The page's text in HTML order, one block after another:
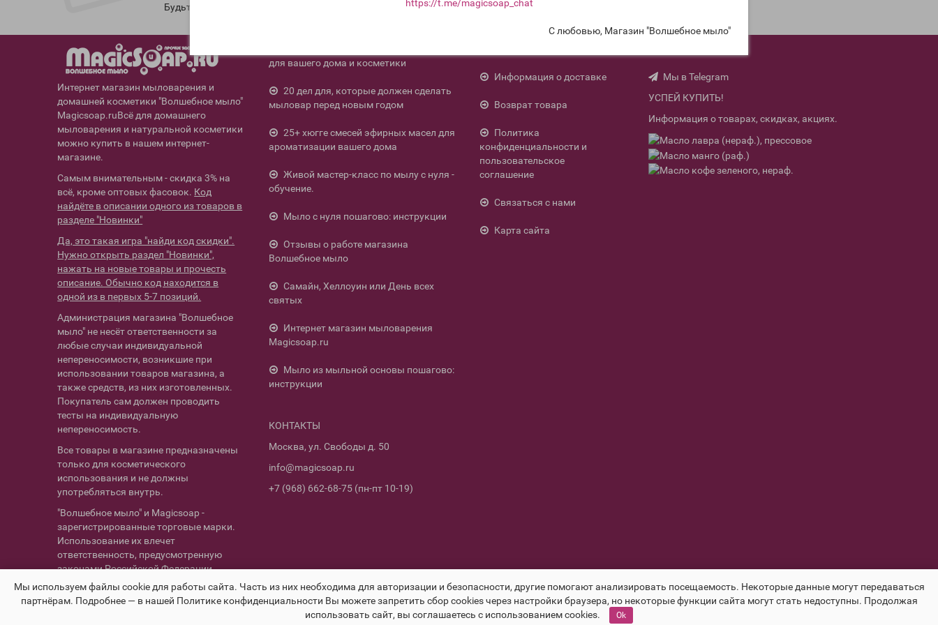
https://t.me/magicsoap_chat
С любовью, Магазин "Волшебное мыло"
Будьте в курсе новых акций и спецпредложений!
Интернет магазин мыловарения и
домашней косметики "Волшебное мыло"
Magicsoap.ruВсё для домашнего
мыловарения и натуральной косметики
можно купить в нашем интернет-
магазине.
Самым внимательным - скидка 3% на
всё, кроме оптовых фасовок. Код
найдёте в описании одного из товаров в
разделе "Новинки"
Да, это такая игра "найди код скидки".
Нужно открыть раздел "Новинки",
нажать на новые товары и прочесть
описание. Обычно код находится в
одной из в первых 5-7 позиций.
Администрация магазина "Волшебное
мыло" не несёт ответственности за
любые случаи индивидуальной
непереносимости, возникшие при
использовании товаров магазина, а
также средств, из них изготовленных.
Покупатель сам должен проводить
тесты на индивидуальную
непереносимость.
Все товары в магазине предназначены
только для косметического
использования и не должны
употребляться внутрь.
"Волшебное мыло" и Magicsoap -
зарегистрированные торговые марки.
Использование их влечет
ответственность, предусмотренную
законами Российской Федерации.
для вашего дома и косметики
20 дел для, которые должен сделать
мыловар перед новым годом
25+ хюгге смесей эфирных масел для
ароматизации вашего дома
Живой мастер-класс по мылу с нуля -
обучение.
Мыло с нуля пошагово: инструкции
Отзывы о работе магазина
Волшебное мыло
Самайн, Хеллоуин или День всех
святых
Интернет магазин мыловарения
Magicsoap.ru
Мыло из мыльной основы пошагово:
инструкции
КОНТАКТЫ
Москва, ул. Свободы д. 50
info@magicsoap.ru
+7 (968) 662-68-75 (пн-пт 10-19)
Информация о доставке
Возврат товара
Политика
конфиденциальности и
пользовательское
соглашение
Связаться с нами
Карта сайта
Мы в Telegram
УСПЕЙ КУПИТЬ!
Информация о товарах, скидках, акциях.
Мы используем файлы cookie для работы сайта. Часть из них необходима для авторизации и безопасности, другие помогают анализировать посещаемость. Некоторые данные могут передаваться
партнёрам. Подробнее — в нашей Политике конфиденциальности Вы можете запретить сбор cookies через настройки браузера, но некоторые функции сайта могут стать недоступны. Продолжая
использовать сайт, вы соглашаетесь с использованием cookies.
Ok